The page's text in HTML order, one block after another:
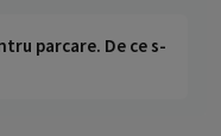
parcare. De ce s-